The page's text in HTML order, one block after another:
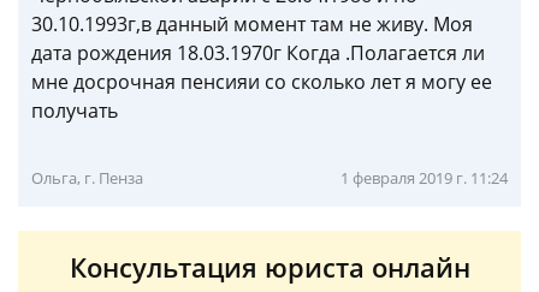
30.10.1993г,в данный момент там не живу. Моя
дата рождения 18.03.1970г Когда .Полагается ли
мне досрочная пенсияи со сколько лет я могу ее
получать
Ольга, г. Пенза 1 февраля 2019 г. 11:24
Консультация юриста онлайн